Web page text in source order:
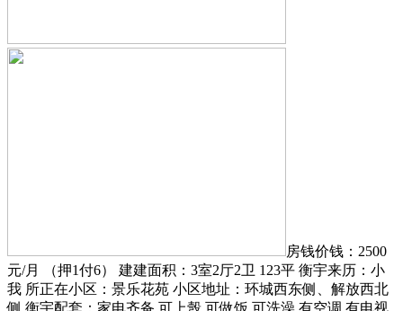
房钱价钱：2500
元/月 （押1付6） 建建面积：3室2厅2卫 123平 衡宇来历：小
我 所正在小区：景乐花苑 小区地址：环城西东侧、解放西北
侧 衡宇配套：家电齐备 可上彀 可做饭 可洗澡 有空调 有电视